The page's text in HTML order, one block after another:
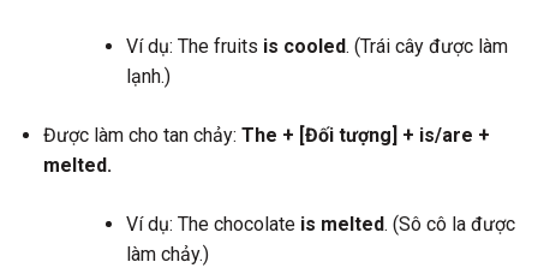
Ví dụ: The fruits is cooled. (Trái cây được làm
lạnh.)
Được làm cho tan chảy: The + [Đối tượng] + is/are +
melted.
Ví dụ: The chocolate is melted. (Sô cô la được
làm chảy.)